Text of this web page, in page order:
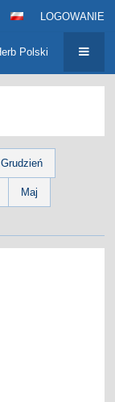
LOGOWANIE
Grudzień
Maj